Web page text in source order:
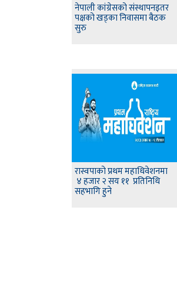
नेपाली कांग्रेसको संस्थापनइतर
पक्षको खड्का निवासमा बैठक
सुरु
रास्वपाको प्रथम महाधिवेशनमा
४ हजार २ सय ११ प्रतिनिधि
सहभागि हुने